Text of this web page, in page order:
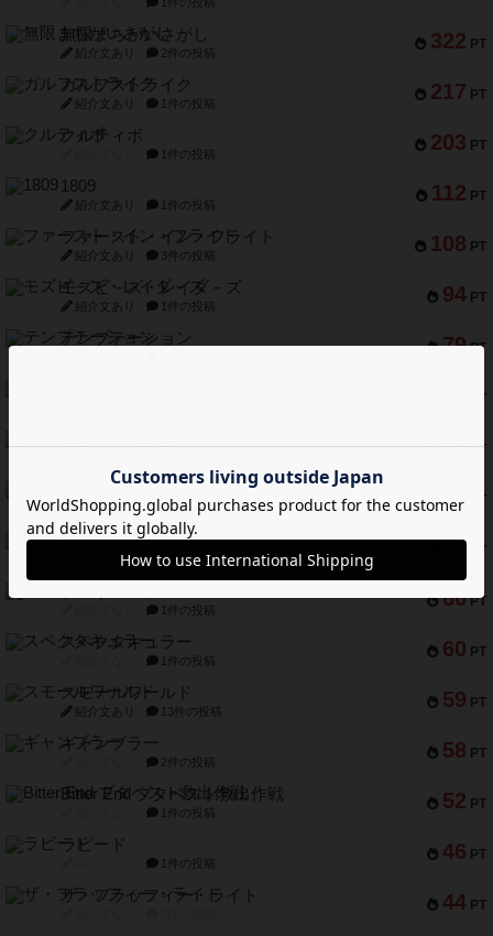
322 PT
無限まちがいさがし
紹介文あり 2件の投稿
217 PT
ガルフストライク
紹介文あり 1件の投稿
203 PT
クルティボ
1件の投稿
112 PT
1809
紹介文あり 1件の投稿
108 PT
ファースト・イン・フライト
紹介文あり 3件の投稿
94 PT
モズビ－ズ・レイダ－ズ
紹介文あり 1件の投稿
79 PT
テンプテーション
PT
75 PT
73 PT
紹介文あり 9件の投稿
73 PT
アマナイト
紹介文なし 1件の投稿
66 PT
1件の投稿
60 PT
スペクタキュラー
1件の投稿
59 PT
スモールワールド
紹介文あり 13件の投稿
58 PT
ギャンブラー
2件の投稿
52 PT
Bitter End ブタペスト救出作戦
1件の投稿
46 PT
ラピード
1件の投稿
44 PT
ザ・フラッフィー・ライト